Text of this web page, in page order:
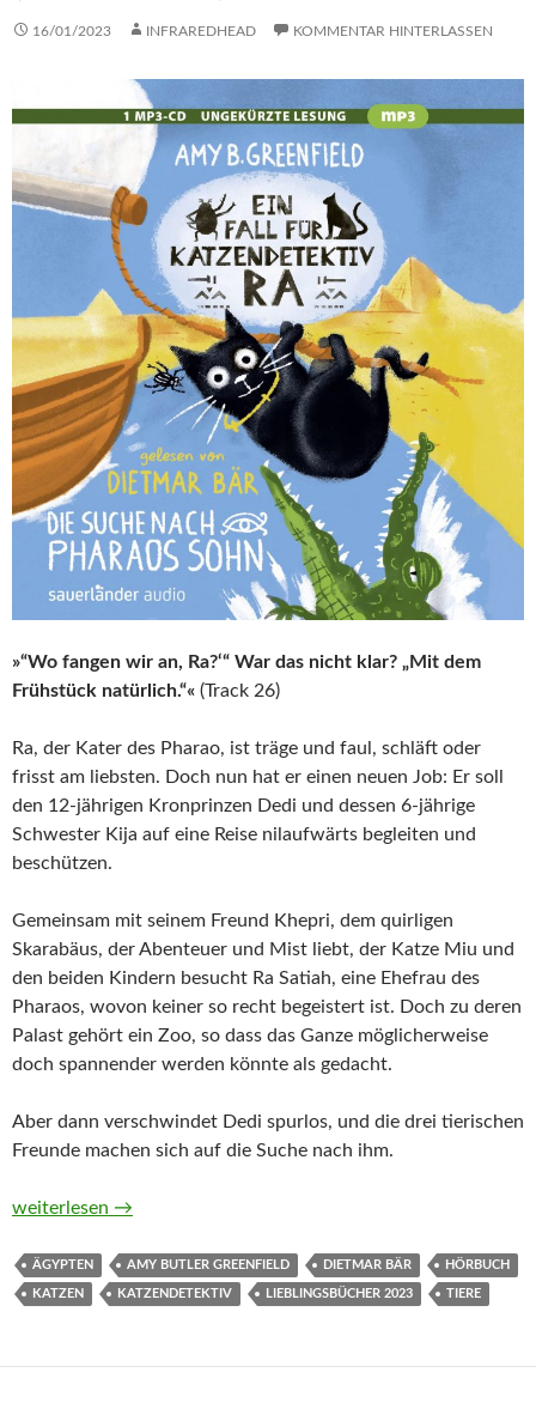
16/01/2023 INFRAREDHEAD KOMMENTAR HINTERLASSEN
»“Wo fangen wir an, Ra?‘“ War das nicht klar? „Mit dem
Frühstück natürlich.“« (Track 26)
Ra, der Kater des Pharao, ist träge und faul, schläft oder
frisst am liebsten. Doch nun hat er einen neuen Job: Er soll
den 12-jährigen Kronprinzen Dedi und dessen 6-jährige
Schwester Kija auf eine Reise nilaufwärts begleiten und
beschützen.
Gemeinsam mit seinem Freund Khepri, dem quirligen
Skarabäus, der Abenteuer und Mist liebt, der Katze Miu und
den beiden Kindern besucht Ra Satiah, eine Ehefrau des
Pharaos, wovon keiner so recht begeistert ist. Doch zu deren
Palast gehört ein Zoo, so dass das Ganze möglicherweise
doch spannender werden könnte als gedacht.
Aber dann verschwindet Dedi spurlos, und die drei tierischen
Freunde machen sich auf die Suche nach ihm.
Ein Fall für Katzendetektiv Ra. Die Suche nach Pharaos
weiterlesen →
ÄGYPTEN AMY BUTLER GREENFIELD DIETMAR BÄR HÖRBUCH
KATZEN KATZENDETEKTIV LIEBLINGSBÜCHER 2023 TIERE